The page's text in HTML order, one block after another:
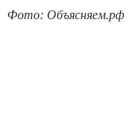
Фото: Объясняем.рф